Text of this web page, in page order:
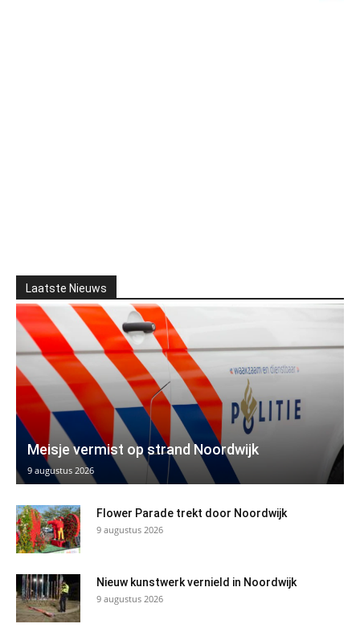
Laatste Nieuws
Meisje vermist op strand Noordwijk
9 augustus 2026
Flower Parade trekt door Noordwijk
9 augustus 2026
Nieuw kunstwerk vernield in Noordwijk
9 augustus 2026